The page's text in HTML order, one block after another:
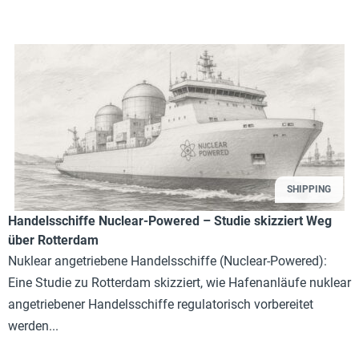
SHIPPING
Handelsschiffe Nuclear-Powered – Studie skizziert Weg
über Rotterdam
Nuklear angetriebene Handelsschiffe (Nuclear-Powered):
Eine Studie zu Rotterdam skizziert, wie Hafenanläufe nuklear
angetriebener Handelsschiffe regulatorisch vorbereitet
werden...